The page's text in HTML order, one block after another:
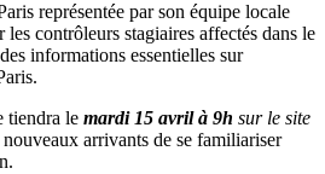
représentée par son équipe locale
les contrôleurs stagiaires affectés dans le
informations essentielles sur
tiendra le mardi 15 avril à 9h sur le site
arrivants de se familiariser